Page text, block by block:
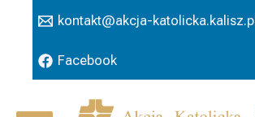
kontakt@akcja-katolicka.kalisz.pl
Facebook